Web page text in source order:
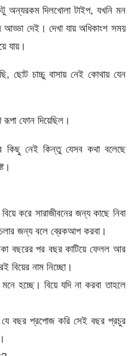
অন্যরকম দিলখোলা টাইপ, যখনি মন
আড্ডা দেই। দেখা যায় অধিকাংশ সময়
যায়।
ছোট চাচ্চু বাসায় নেই কোথায় যেন
রূপা ফোন দিয়েছিল।
কিছু নেই কিন্তু যেসব কথা বলেছে
করে সারাজীবনের জন্য কাছে নিবা
জন্য বলে ব্রেকআপ করবা।
বছরের পর বছর কাটিয়ে ফেলল আর
বিয়ের নাম নিচ্ছো।
হচ্ছে। বিয়ে যদি না করবা তাহলে
বছর প্রপোজ করি সেই বছর প্রচুর